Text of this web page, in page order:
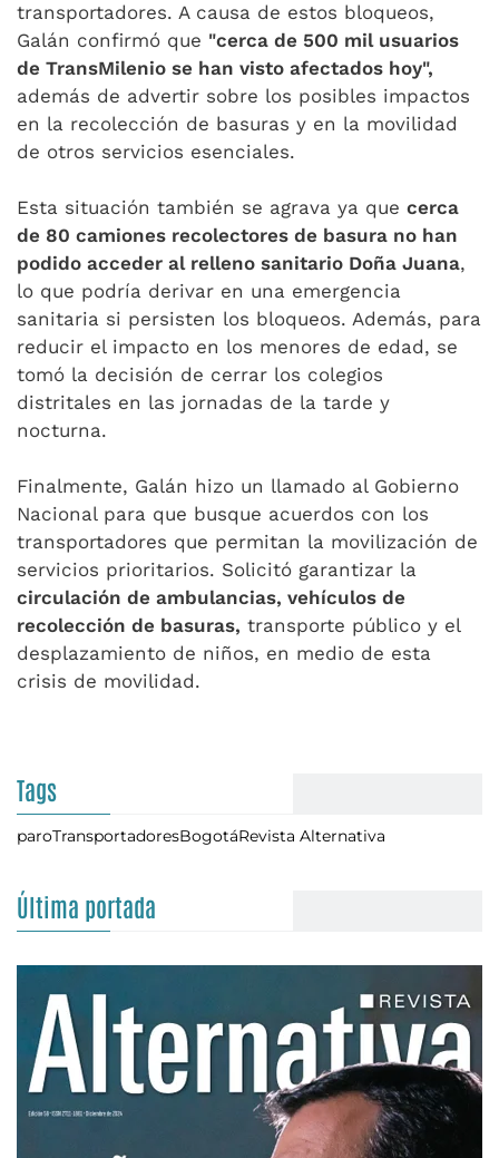
transportadores. A causa de estos bloqueos,
Galán confirmó que "cerca de 500 mil usuarios
de TransMilenio se han visto afectados hoy",
además de advertir sobre los posibles impactos
en la recolección de basuras y en la movilidad
de otros servicios esenciales.
Esta situación también se agrava ya que cerca
de 80 camiones recolectores de basura no han
podido acceder al relleno sanitario Doña Juana,
lo que podría derivar en una emergencia
sanitaria si persisten los bloqueos. Además, para
reducir el impacto en los menores de edad, se
tomó la decisión de cerrar los colegios
distritales en las jornadas de la tarde y
nocturna.
Finalmente, Galán hizo un llamado al Gobierno
Nacional para que busque acuerdos con los
transportadores que permitan la movilización de
servicios prioritarios. Solicitó garantizar la
circulación de ambulancias, vehículos de
recolección de basuras, transporte público y el
desplazamiento de niños, en medio de esta
crisis de movilidad.
Tags
paroTransportadoresBogotáRevista Alternativa
Última portada